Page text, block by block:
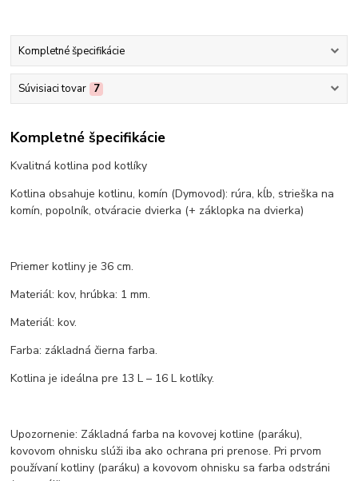
Kompletné špecifikácie
Súvisiaci tovar 7
Kompletné špecifikácie
Kvalitná kotlina pod kotlíky
Kotlina obsahuje kotlinu, komín (Dymovod): rúra, kĺb, strieška na
komín, popolník, otváracie dvierka (+ záklopka na dvierka)
Priemer kotliny je 36 cm.
Materiál: kov, hrúbka: 1 mm.
Materiál: kov.
Farba: základná čierna farba.
Kotlina je ideálna pre 13 L – 16 L kotlíky.
Upozornenie: Základná farba na kovovej kotline (paráku),
kovovom ohnisku slúži iba ako ochrana pri prenose. Pri prvom
používaní kotliny (paráku) a kovovom ohnisku sa farba odstráni